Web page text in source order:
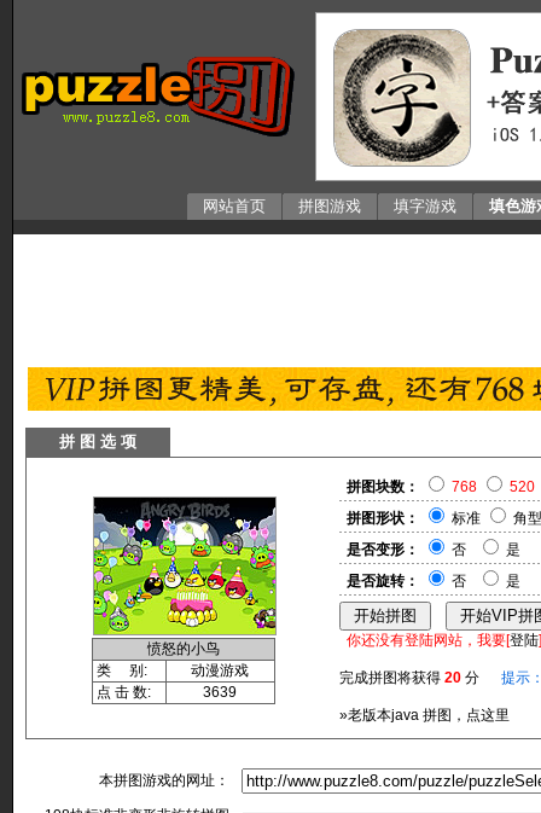
网站首页 拼图游戏 填字游戏 填色游
拼 图 选 项
愤怒的小鸟
类 别:
动漫游戏
点 击 数:
3639
拼图块数： 768
520
拼图形状：
标准
角型
是否变形：
否
是
是否旋转：
否 是
你还没有登陆网站，我要[登陆
完成拼图将获得 20 分 提示
»老版本java 拼图，点这里
本拼图游戏的网址：